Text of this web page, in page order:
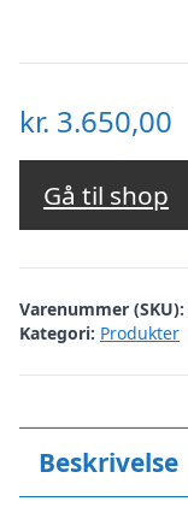
kr. 3.650,00
Gå til shop
Varenummer (SKU):
Kategori: Produkter
Beskrivelse